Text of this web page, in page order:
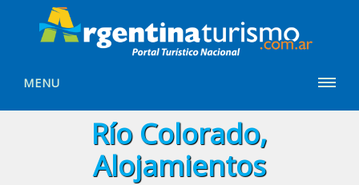
MENU
Río Colorado,
Alojamientos